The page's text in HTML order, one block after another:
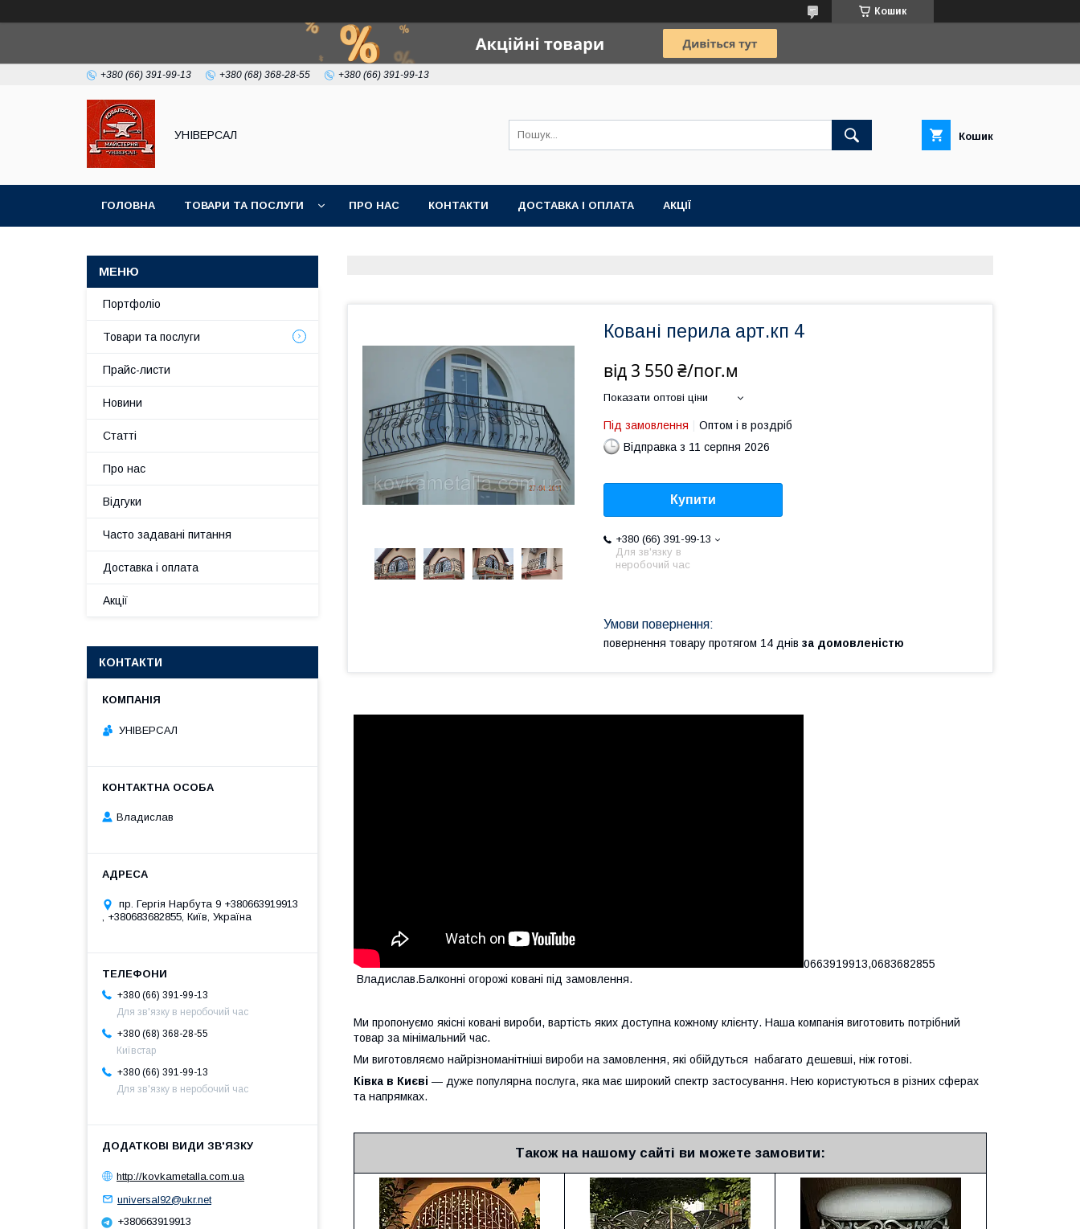
Кошик
+380 (66) 391-99-13 +380 (68) 368-28-55 +380 (66) 391-99-13
УНІВЕРСАЛ Кошик
ГОЛОВНА ТОВАРИ ТА ПОСЛУГИ ПРО НАС КОНТАКТИ ДОСТАВКА І ОПЛАТА АКЦІЇ
Ковані перила арт.кп 4
від 3 550 ₴/пог.м
Показати оптові ціни
Під замовлення
Оптом і в роздріб
Відправка з 11 серпня 2026
Купити
+380 (66) 391-99-13
Для зв'язку в
неробочий час
повернення товару протягом 14 днів за домовленістю
0663919913,0683682855
Владислав.Балконні огорожі ковані під замовлення.
Ми пропонуємо якісні ковані вироби, вартість яких доступна кожному клієнту. Наша компанія виготовить потрібний
товар за мінімальний час.
Ми виготовляємо найрізноманітніші вироби на замовлення, які обійдуться набагато дешевші, ніж готові.
Ківка в Києві — дуже популярна послуга, яка має широкий спектр застосування. Нею користуються в різних сферах
та напрямках.
Також на нашому сайті ви можете замовити:
Портфоліо
Товари та послуги
Прайс-листи
Новини
Статті
Про нас
Відгуки
Часто задавані питання
Доставка і оплата
Акції
КОНТАКТИ
УНІВЕРСАЛ
Владислав
пр. Гергія Нарбута 9 +380663919913
, +380683682855, Київ, Україна
+380 (66) 391-99-13
Для зв'язку в неробочий час
+380 (68) 368-28-55
Київстар
+380 (66) 391-99-13
Для зв'язку в неробочий час
http://kovkametalla.com.ua
universal92@ukr.net
+380663919913